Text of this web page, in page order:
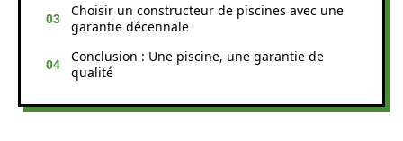
Choisir un constructeur de piscines avec une
garantie décennale
Conclusion : Une piscine, une garantie de
qualité